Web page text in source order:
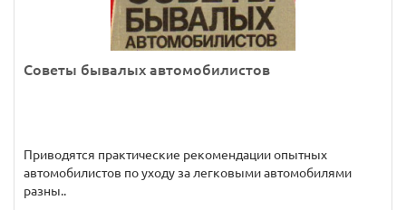
Советы бывалых автомобилистов
Приводятся практические рекомендации опытных
автомобилистов по уходу за легковыми автомобилями
разны..